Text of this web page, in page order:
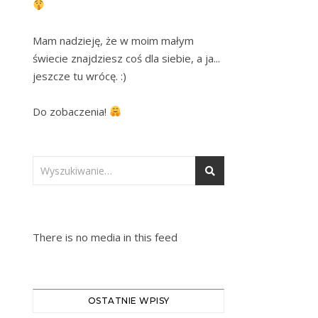
Mam nadzieję, że w moim małym
świecie znajdziesz coś dla siebie, a ja...
jeszcze tu wrócę. :)
Do zobaczenia!
There is no media in this feed
OSTATNIE WPISY